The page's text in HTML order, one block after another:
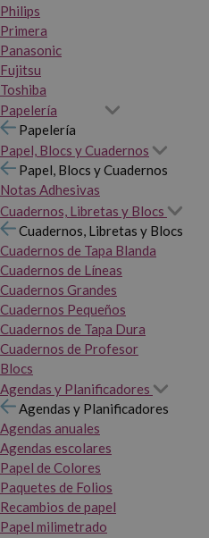
Philips
Primera
Panasonic
Fujitsu
Toshiba
Papelería
Papelería
Papel, Blocs y Cuadernos
Papel, Blocs y Cuadernos
Notas Adhesivas
Cuadernos, Libretas y Blocs
Cuadernos, Libretas y Blocs
Cuadernos de Tapa Blanda
Cuadernos de Líneas
Cuadernos Grandes
Cuadernos Pequeños
Cuadernos de Tapa Dura
Cuadernos de Profesor
Blocs
Agendas y Planificadores
Agendas y Planificadores
Agendas anuales
Agendas escolares
Papel de Colores
Paquetes de Folios
Recambios de papel
Papel milimetrado